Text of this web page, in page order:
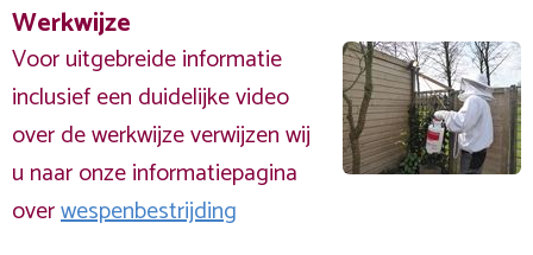
Werkwijze
Voor uitgebreide informatie
inclusief een duidelijke video
over de werkwijze verwijzen wij
u naar onze informatiepagina
overwespenbestrijding